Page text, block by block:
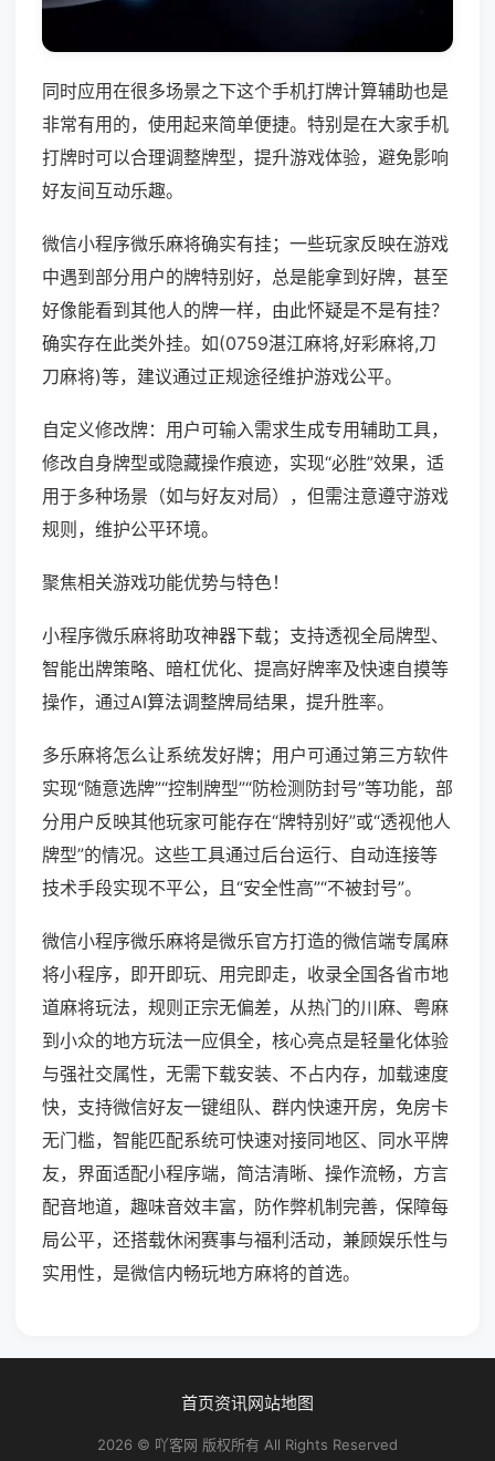
同时应用在很多场景之下这个手机打牌计算辅助也是
非常有用的，使用起来简单便捷。特别是在大家手机
打牌时可以合理调整牌型，提升游戏体验，避免影响
好友间互动乐趣。
微信小程序微乐麻将确实有挂；一些玩家反映在游戏
中遇到部分用户的牌特别好，总是能拿到好牌，甚至
好像能看到其他人的牌一样，由此怀疑是不是有挂？
确实存在此类外挂。如(0759湛江麻将,好彩麻将,刀
刀麻将)等，建议通过正规途径维护游戏公平。
自定义修改牌：用户可输入需求生成专用辅助工具，
修改自身牌型或隐藏操作痕迹，实现“必胜”效果，适
用于多种场景（如与好友对局），但需注意遵守游戏
规则，维护公平环境。
聚焦相关游戏功能优势与特色！
小程序微乐麻将助攻神器下载；支持透视全局牌型、
智能出牌策略、暗杠优化、提高好牌率及快速自摸等
操作，通过AI算法调整牌局结果，提升胜率。
多乐麻将怎么让系统发好牌；用户可通过第三方软件
实现“随意选牌”“控制牌型”“防检测防封号”等功能，部
分用户反映其他玩家可能存在“牌特别好”或“透视他人
牌型”的情况。这些工具通过后台运行、自动连接等
技术手段实现不平公，且“安全性高”“不被封号”。
微信小程序微乐麻将是微乐官方打造的微信端专属麻
将小程序，即开即玩、用完即走，收录全国各省市地
道麻将玩法，规则正宗无偏差，从热门的川麻、粤麻
到小众的地方玩法一应俱全，核心亮点是轻量化体验
与强社交属性，无需下载安装、不占内存，加载速度
快，支持微信好友一键组队、群内快速开房，免房卡
无门槛，智能匹配系统可快速对接同地区、同水平牌
友，界面适配小程序端，简洁清晰、操作流畅，方言
配音地道，趣味音效丰富，防作弊机制完善，保障每
局公平，还搭载休闲赛事与福利活动，兼顾娱乐性与
实用性，是微信内畅玩地方麻将的首选。
首页资讯网站地图
2026 © 吖客网 版权所有 All Rights Reserved